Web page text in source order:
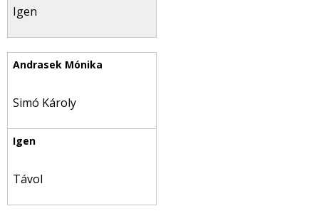
Igen
Simó Károly
Távol